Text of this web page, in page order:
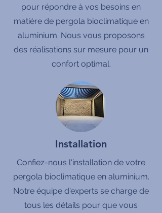
pour répondre à vos besoins en
matière de pergola bioclimatique en
aluminium. Nous vous proposons
des réalisations sur mesure pour un
confort optimal.
Installation
Confiez-nous l'installation de votre
pergola bioclimatique en aluminium.
Notre équipe d'experts se charge de
tous les détails pour que vous